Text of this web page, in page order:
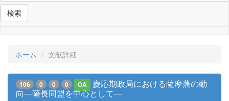
検索
ホーム 文献詳細
106 0 0 0 OA
慶応期政局における薩摩藩の動
向―薩長同盟を中心として―